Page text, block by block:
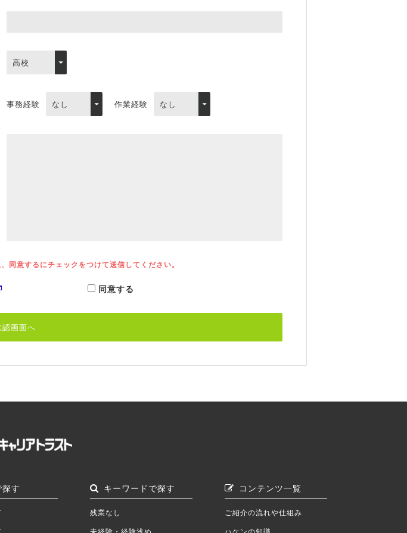
事務経験 作業経験
同意するにチェックをつけて送信してください。
同意する
す キーワードで探す
残業なし
コンテンツ一覧
ご紹介の流れや仕組み